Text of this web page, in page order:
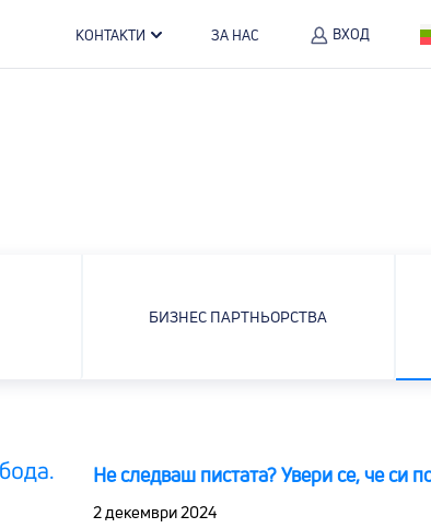
КОНТАКТИ ЗА НАС ВХОД
БИЗНЕС ПАРТНЬОРСТВА
Не следваш пистата? Увери се, че си
2 декември 2024